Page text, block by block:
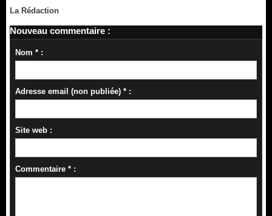
La Rédaction
Nouveau commentaire :
Nom * :
Adresse email (non publiée) * :
Site web :
Commentaire * :